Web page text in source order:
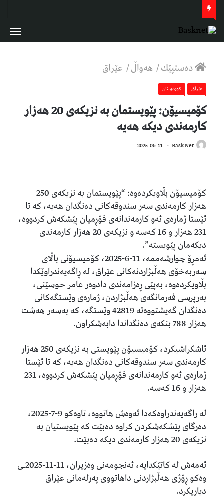
دەستپێك/ هەواڵ/ عێراق
عێراق كوردستان
کۆمیسیۆن: پێویستمان بە نزیکەی 20 هەزار
کارمەندی دیکە هەیە
Bask Net
2025-06-11
کۆمیسیۆن بڵاویکردەوە: “پێویستمان بە نزیکەی 250
هەزار کارمەندی سەر سندوقەکانی دەنگدان هەیە، کە تا
ئێستا ژمارەی ئەو کارمەندانەی فۆڕمیان پێشکەش کردووە،
231 هەزار و 16 کەسە و نزیکەی 20 هەزار کارمەندی
دیکەمان پێویستە”.
ئەمڕۆ چوارشەممە، 11-6-2025، کۆمیسیۆنی باڵای
سەربەخۆی هەڵبژاردنەکانی عێراق، لە ڕاگەیەندراوێکدا
بڵاویکردەوە، بەپێی ڕەزامەندی دادوەر عامر حوسێنی،
بەرپرسی فەرمانگەی هەڵبژاردن، ژمارەی وێستگەکانی
دەنگدان گەیشتووەتە 42819 وێستگە، کە بەسەر هەشت
هەزار 788 بنکەی دەنگداندا دابەشکراون.
ئاشکراشیکرد، کۆمیسیۆن پێویستی بە نزیکەی 250 هەزار
کارمەندی سەر سندوقەکانی دەنگدان هەیە، کە تا ئێستا
ژمارەی ئەو کارمەندانەی فۆڕمیان پێشکەش کردووە، 231
هەزار و 16 کەسە.
لە راگەیەندراوەکەدا ئەوەش هاتووە، تاوەکو 9-7-2025،
دەرگای پێشکەشکردن کراوە دەبێت کە پێویستیان بە
نزیکەی 20 هەزار کارمەندی دیکە دەبێت.
ئەمەش لە کاتێکدایە، ئەنجومەنی وەزیران، 11-11-2025ـی
وەکو ڕۆژی هەڵبژاردنی داهاتووی پەرلەمانی عێراق
دیاریکرد.